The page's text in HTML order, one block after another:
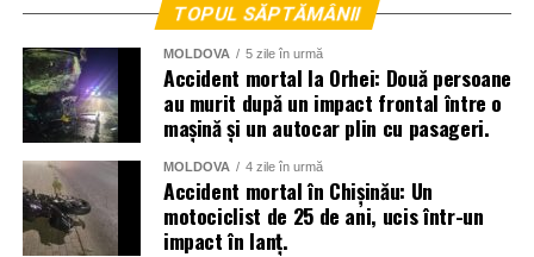
TOPUL SĂPTĂMÂNII
MOLDOVA 5 zile în urmă
Accident mortal la Orhei: Două persoane
au murit după un impact frontal între o
mașină și un autocar plin cu pasageri.
MOLDOVA 4 zile în urmă
Accident mortal în Chișinău: Un
motociclist de 25 de ani, ucis într-un
impact în lanț.